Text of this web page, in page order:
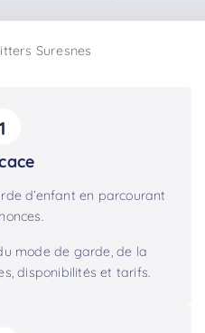
Suresnes
1
d’enfant en parcourant
mode de garde, de la
disponibilités et tarifs.